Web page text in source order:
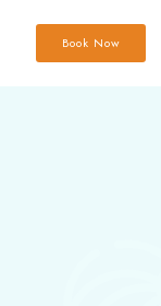
Book Now